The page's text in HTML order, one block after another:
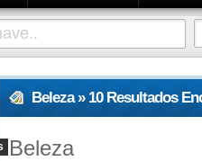
Beleza » 10 Resultados
Beleza